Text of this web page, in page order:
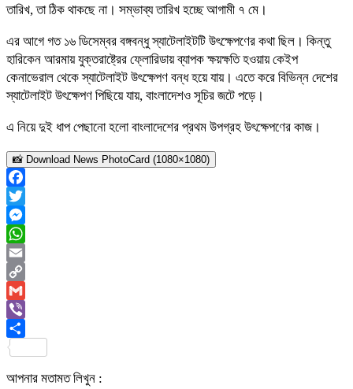
তারিখ, তা ঠিক থাকছে না। সম্ভাব্য তারিখ হচ্ছে আগামী ৭ মে।
এর আগে গত ১৬ ডিসেম্বর বঙ্গবন্ধু স্যাটেলাইটটি উৎক্ষেপণের কথা ছিল। কিন্তু
হারিকেন আরমায় যুক্তরাষ্ট্রের ফ্লোরিডায় ব্যাপক ক্ষয়ক্ষতি হওয়ায় কেইপ
কেনাভেরাল থেকে স্যাটেলাইট উৎক্ষেপণ বন্ধ হয়ে যায়। এতে করে বিভিন্ন দেশের
স্যাটেলাইট উৎক্ষেপণ পিছিয়ে যায়, বাংলাদেশও সূচির জটে পড়ে।
এ নিয়ে দুই ধাপ পেছানো হলো বাংলাদেশের প্রথম উপগ্রহ উৎক্ষেপণের কাজ।
📸 Download News PhotoCard (1080×1080)
Facebook
Twitter
Messenger
WhatsApp
Email
Copy
Link
Gmail
Viber
আপনার মতামত লিখুন :